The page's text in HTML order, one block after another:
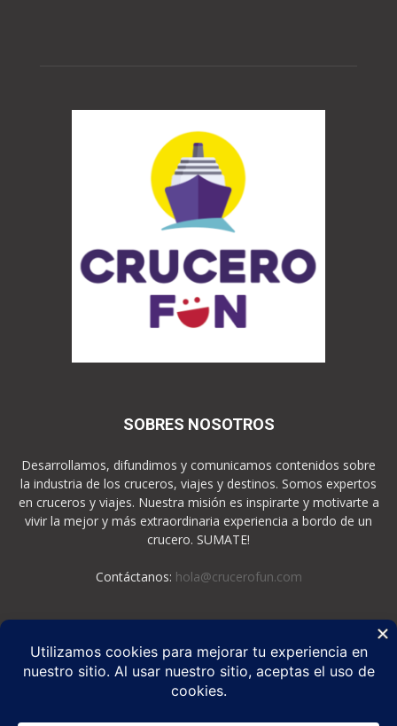
SOBRES NOSOTROS
Desarrollamos, difundimos y comunicamos contenidos sobre
la industria de los cruceros, viajes y destinos. Somos expertos
en cruceros y viajes. Nuestra misión es inspirarte y motivarte a
vivir la mejor y más extraordinaria experiencia a bordo de un
crucero. SUMATE!
Contáctanos: hola@crucerofun.com
SEGUINOS